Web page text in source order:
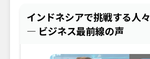
インドネシアで挑戦する人々
― ビジネス最前線の声